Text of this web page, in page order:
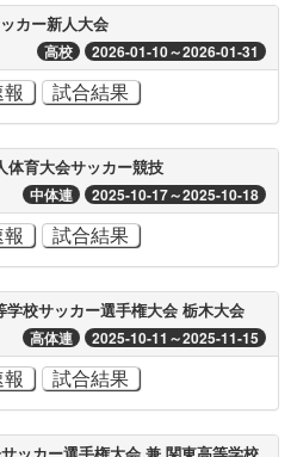
カー新人大会
高校 2026-01-10～2026-01-31
試合結果
体育大会サッカー競技
中体連 2025-10-17～2025-10-18
試合結果
校サッカー選手権大会 栃木大会
高体連 2025-10-11～2025-11-15
試合結果
ッカー選手権大会 兼 関東高等学校